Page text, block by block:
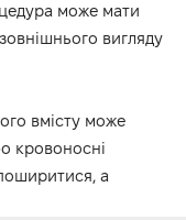
може мати
вигляду
вмісту може
кровоносні
а